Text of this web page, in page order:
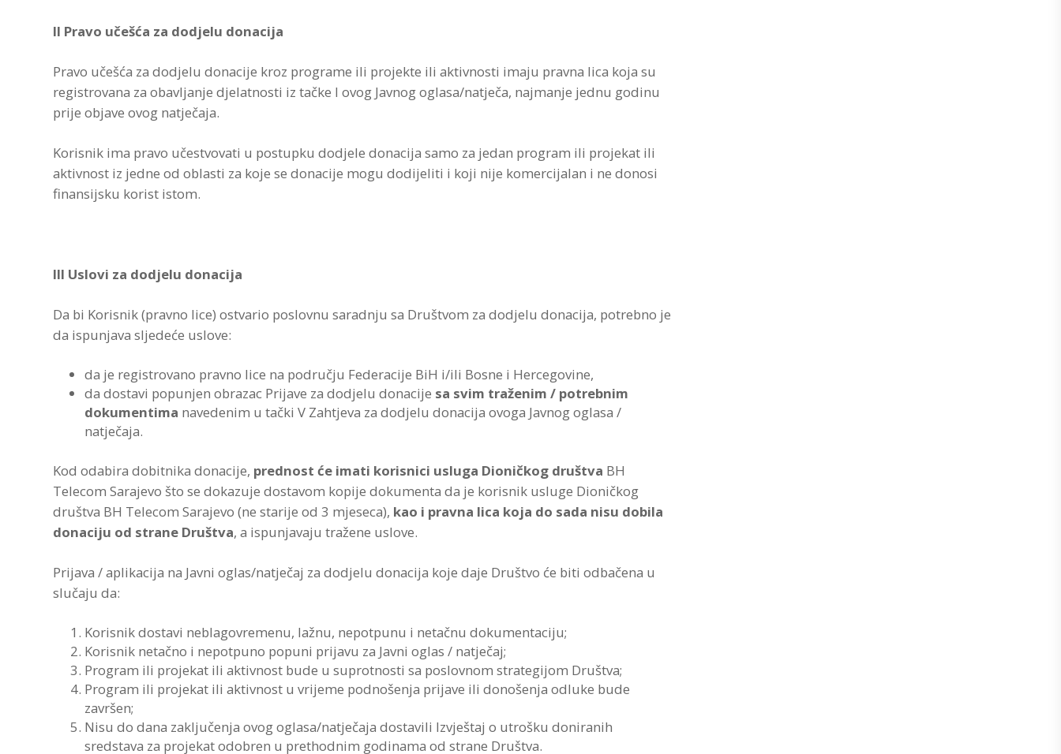
II Pravo učešća za dodjelu donacija
Pravo učešća za dodjelu donacije kroz programe ili projekte ili aktivnosti imaju pravna lica koja su
registrovana za obavljanje djelatnosti iz tačke I ovog Javnog oglasa/natječa, najmanje jednu godinu
prije objave ovog natječaja.
Korisnik ima pravo učestvovati u postupku dodjele donacija samo za jedan program ili projekat ili
aktivnost iz jedne od oblasti za koje se donacije mogu dodijeliti i koji nije komercijalan i ne donosi
finansijsku korist istom.
III Uslovi za dodjelu donacija
Da bi Korisnik (pravno lice) ostvario poslovnu saradnju sa Društvom za dodjelu donacija, potrebno je
da ispunjava sljedeće uslove:
da je registrovano pravno lice na području Federacije BiH i/ili Bosne i Hercegovine,
da dostavi popunjen obrazac Prijave za dodjelu donacije sa svim traženim / potrebnim
dokumentima navedenim u tački V Zahtjeva za dodjelu donacija ovoga Javnog oglasa /
natječaja.
Kod odabira dobitnika donacije, prednost će imati korisnici usluga Dioničkog društva BH
Telecom Sarajevo što se dokazuje dostavom kopije dokumenta da je korisnik usluge Dioničkog
društva BH Telecom Sarajevo (ne starije od 3 mjeseca), kao i pravna lica koja do sada nisu dobila
donaciju od strane Društva, a ispunjavaju tražene uslove.
Prijava / aplikacija na Javni oglas/natječaj za dodjelu donacija koje daje Društvo će biti odbačena u
slučaju da:
Korisnik dostavi neblagovremenu, lažnu, nepotpunu i netačnu dokumentaciju;
Korisnik netačno i nepotpuno popuni prijavu za Javni oglas / natječaj;
Program ili projekat ili aktivnost bude u suprotnosti sa poslovnom strategijom Društva;
Program ili projekat ili aktivnost u vrijeme podnošenja prijave ili donošenja odluke bude
završen;
Nisu do dana zaključenja ovog oglasa/natječaja dostavili Izvještaj o utrošku doniranih
sredstava za projekat odobren u prethodnim godinama od strane Društva.